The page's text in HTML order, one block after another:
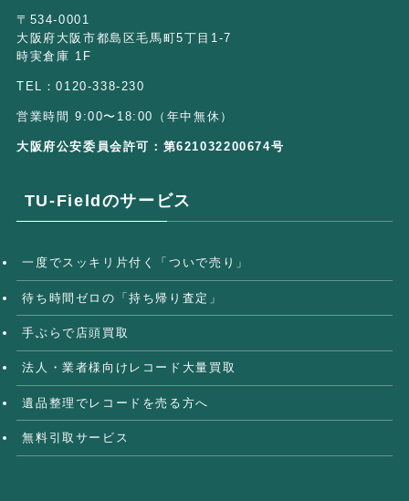
〒534-0001
大阪府大阪市都島区毛馬町5丁目1-7
時実倉庫 1F
TEL：0120-338-230
営業時間 9:00〜18:00（年中無休）
大阪府公安委員会許可：第621032200674号
TU-Fieldのサービス
一度でスッキリ片付く「ついで売り」
待ち時間ゼロの「持ち帰り査定」
手ぶらで店頭買取
法人・業者様向けレコード大量買取
遺品整理でレコードを売る方へ
無料引取サービス